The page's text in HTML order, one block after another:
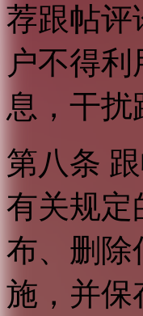
荐跟帖评
户不得
息，干
第八条
有关规定
布、删除
施，并保